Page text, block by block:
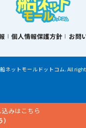
みはこちら
個人情報保護方針 お問
ネットモールドットコム. All